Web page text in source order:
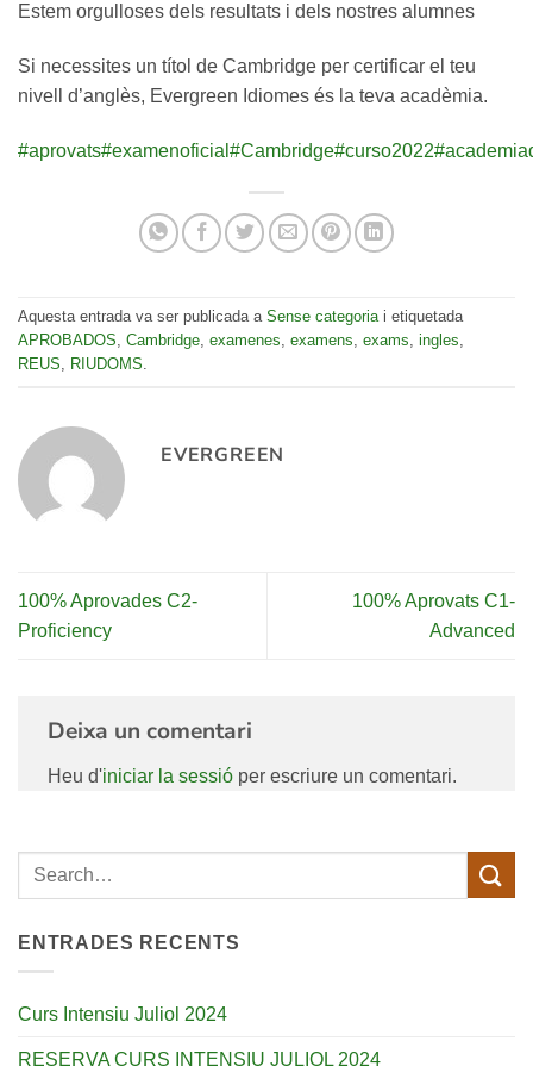
Estem orgulloses dels resultats i dels nostres alumnes
Si necessites un títol de Cambridge per certificar el teu
nivell d’anglès, Evergreen Idiomes és la teva acadèmia.
#aprovats#examenoficial #Cambridge#curso2022
Aquesta entrada va ser publicada a Sense categoriai etiquetada
APROBADOS, Cambridge, examenes, examens, exams, ingles,
REUS, RIUDOMS.
EVERGREEN
100% Aprovades C2-
Proficiency
100% Aprovats C1-
Advanced
Deixa un comentari
Heu d'iniciar la sessió per escriure un comentari.
ENTRADES RECENTS
Curs Intensiu Juliol 2024
RESERVA CURS INTENSIU JULIOL 2024